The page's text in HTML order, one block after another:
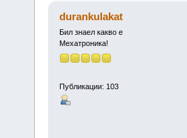
durankulakat
Бил знаел какво е
Мехатроника!
Публикации: 103